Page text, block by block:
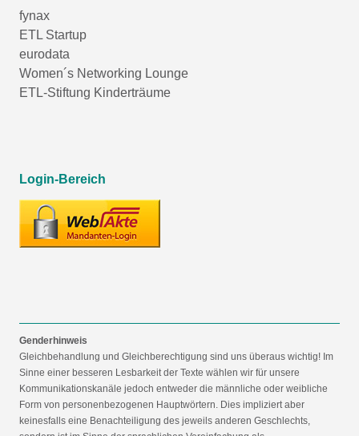
fynax
ETL Startup
eurodata
Women´s Networking Lounge
ETL-Stiftung Kinderträume
Login-Bereich
Genderhinweis
Gleichbehandlung und Gleichberechtigung sind uns überaus wichtig! Im
Sinne einer besseren Lesbarkeit der Texte wählen wir für unsere
Kommunikationskanäle jedoch entweder die männliche oder weibliche
Form von personenbezogenen Hauptwörtern. Dies impliziert aber
keinesfalls eine Benachteiligung des jeweils anderen Geschlechts,